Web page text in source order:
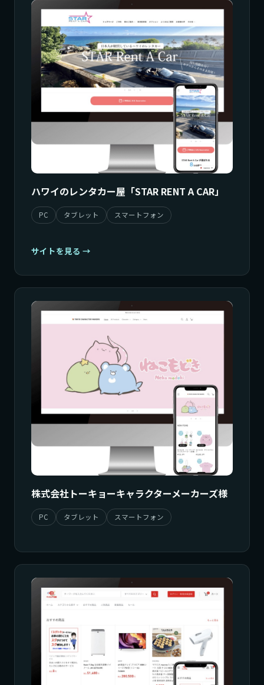
ハワイのレンタカー屋「STAR RENT A CAR」
PC タブレット スマートフォン
サイトを見る
株式会社トーキョーキャラクターメーカーズ様
PC タブレット スマートフォン